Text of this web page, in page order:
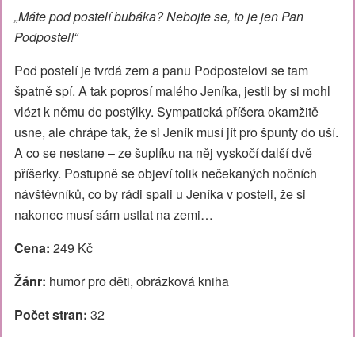
„Máte pod postelí bubáka? Nebojte se, to je jen Pan
Podpostel!“
Pod postelí je tvrdá zem a panu Podpostelovi se tam
špatně spí. A tak poprosí malého Jeníka, jestli by si mohl
vlézt k němu do postýlky. Sympatická příšera okamžitě
usne, ale chrápe tak, že si Jeník musí jít pro špunty do uší.
A co se nestane – ze šuplíku na něj vyskočí další dvě
příšerky. Postupně se objeví tolik nečekaných nočních
návštěvníků, co by rádi spali u Jeníka v posteli, že si
nakonec musí sám ustlat na zemi…
Cena: 249 Kč
Žánr: humor pro děti, obrázková kniha
Počet stran: 32